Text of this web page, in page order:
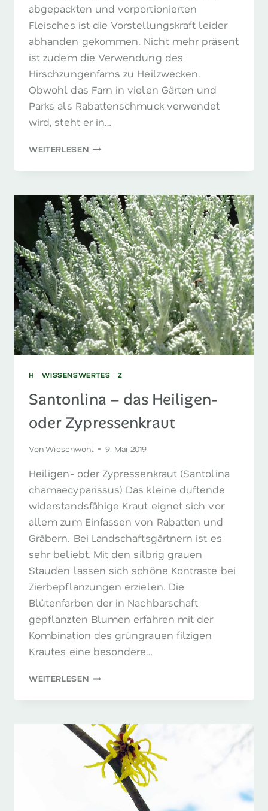
abgepackten und vorportionierten
Fleisches ist die Vorstellungskraft leider
abhanden gekommen. Nicht mehr präsent
ist zudem die Verwendung des
Hirschzungenfarns zu Heilzwecken.
Obwohl das Farn in vielen Gärten und
Parks als Rabattenschmuck verwendet
wird, steht er in…
WEITERLESENHIRSCHZUNGE
DAS
FARN
H |WISSENSWERTES | Z
Santonlina – das Heiligen-
oder Zypressenkraut
Von Wiesenwohl 9. Mai 2019
Heiligen- oder Zypressenkraut (Santolina
chamaecyparissus) Das kleine duftende
widerstandsfähige Kraut eignet sich vor
allem zum Einfassen von Rabatten und
Gräbern. Bei Landschaftsgärtnern ist es
sehr beliebt. Mit den silbrig grauen
Stauden lassen sich schöne Kontraste bei
Zierbepflanzungen erzielen. Die
Blütenfarben der in Nachbarschaft
gepflanzten Blumen erfahren mit der
Kombination des grüngrauen filzigen
Krautes eine besondere…
WEITERLESENSANTONLINA
DAS
ODER
ZYPRESSENKRAUT